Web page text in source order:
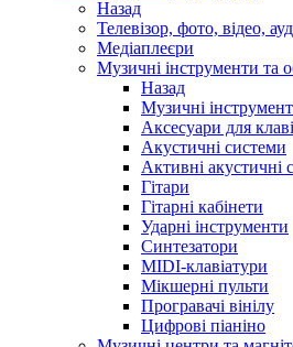
Назад
Телевізор, фото, відео,
Медіаплеєри
Музичні інструменти та
Назад
Музичні
Аксесуари для
Акустичні системи
Активні акустичні
Гітари
Гітарні кабінети
Ударні інструменти
Синтезатори
MIDI-клавіатури
Мікшерні пульти
Програвачі вінілу
Цифрові піаніно